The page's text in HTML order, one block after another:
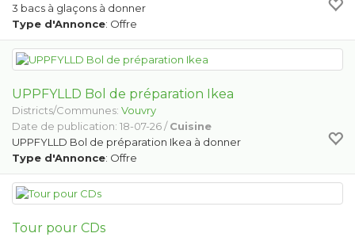
3 bacs à glaçons à donner
Type d'Annonce: Offre
UPPFYLLD Bol de préparation Ikea
Districts/Communes: Vouvry
Date de publication: 18-07-26 /Cuisine
UPPFYLLD Bol de préparation Ikea à donner
Type d'Annonce: Offre
Tour pour CDs